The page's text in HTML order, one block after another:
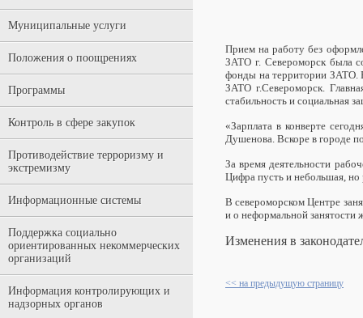
Муниципальные услуги
Положения о поощрениях
Программы
Контроль в сфере закупок
Противодействие терроризму и
экстремизму
Информационные системы
Поддержка социально
ориентированных некоммерческих
организаций
Информация контролирующих и
надзорных органов
Прием на работу без
ЗАТО г. Североморск была
фонды на территории ЗАТО.
ЗАТО г.Североморск.
стабильность и социальная
«Зарплата в конверте
Душенова. Вскоре в городе
За время деятельности
Цифра пусть и небольшая, но
В североморском Центре
и о неформальной
Изменения в
<< на предыдущую страницу